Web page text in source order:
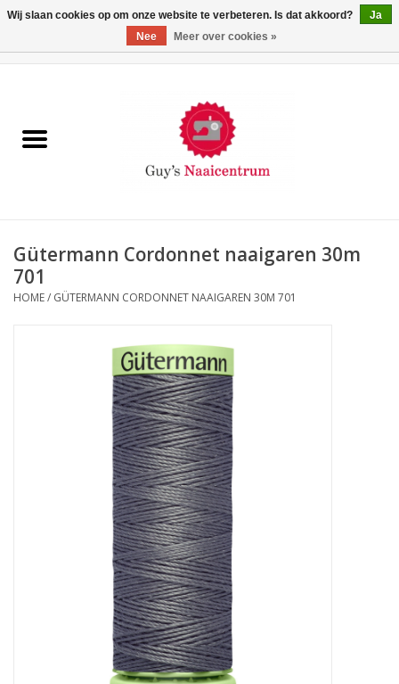
Machines
Paspoppen
Gütermann Cordonnet naaigaren 30m
701
HOME/ GÜTERMANN CORDONNET NAAIGAREN 30M 701
Wij slaan cookies op om onze website te verbeteren. Is dat akkoord?
Ja
Nee
Meer over cookies »